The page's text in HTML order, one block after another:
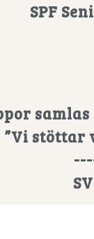
SPF
”Vi stöttar